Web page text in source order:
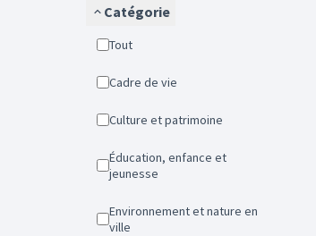
Catégorie
Tout
Cadre de vie
Culture et patrimoine
Éducation, enfance et
jeunesse
Environnement et nature en
ville